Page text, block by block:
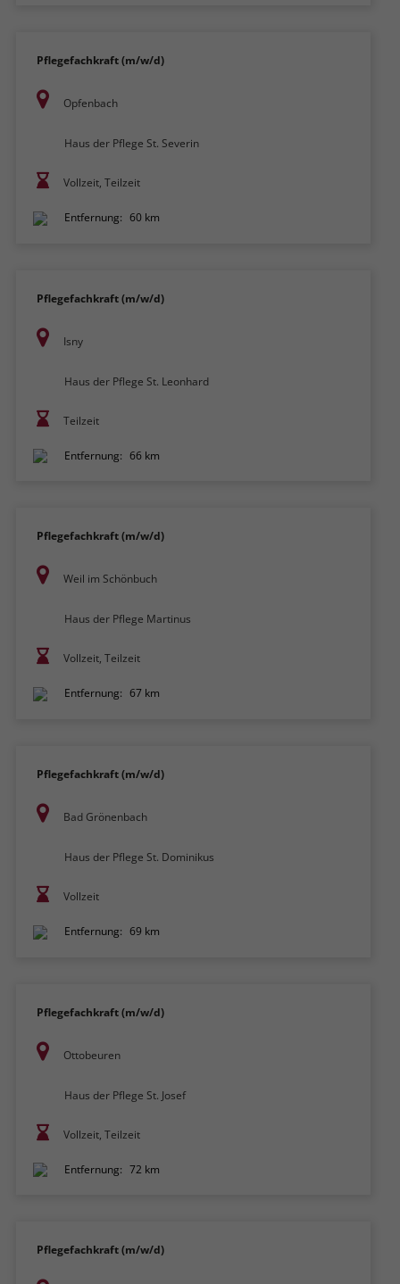
Pflegefachkraft (m/w/d)
Opfenbach
Haus der Pflege St. Severin
Vollzeit, Teilzeit
Entfernung: 60 km
Pflegefachkraft (m/w/d)
Isny
Haus der Pflege St. Leonhard
Teilzeit
Entfernung: 66 km
Pflegefachkraft (m/w/d)
Weil im Schönbuch
Haus der Pflege Martinus
Vollzeit, Teilzeit
Entfernung: 67 km
Pflegefachkraft (m/w/d)
Bad Grönenbach
Haus der Pflege St. Dominikus
Vollzeit
Entfernung: 69 km
Pflegefachkraft (m/w/d)
Ottobeuren
Haus der Pflege St. Josef
Vollzeit, Teilzeit
Entfernung: 72 km
Pflegefachkraft (m/w/d)